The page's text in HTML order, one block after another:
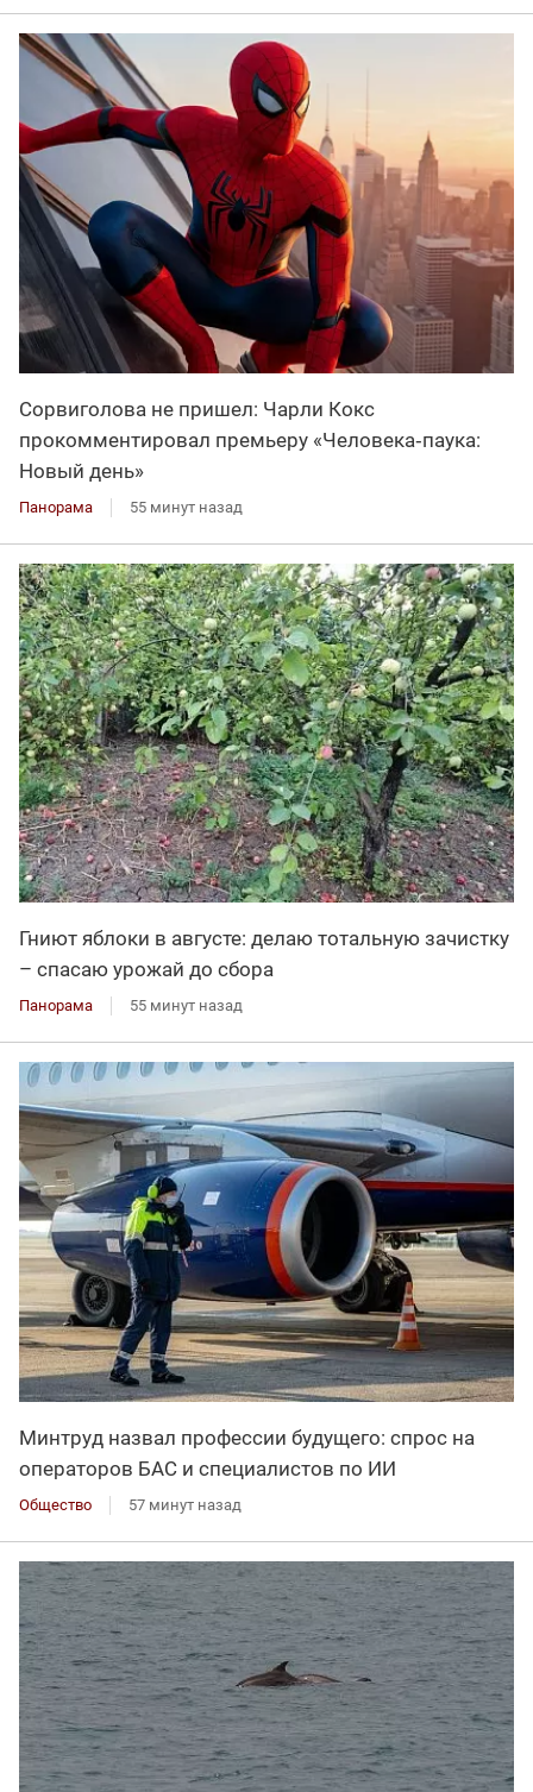
Сорвиголова не пришел: Чарли Кокс
прокомментировал премьеру «Человека‑паука:
Новый день»
Панорама 55 минут назад
Гниют яблоки в августе: делаю тотальную зачистку
– спасаю урожай до сбора
Панорама 55 минут назад
Минтруд назвал профессии будущего: спрос на
операторов БАС и специалистов по ИИ
Общество 57 минут назад